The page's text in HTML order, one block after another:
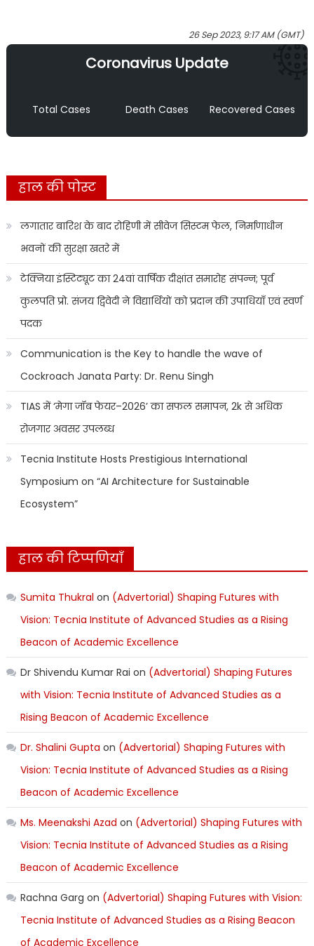
26 Sep 2023, 9:17 AM (GMT)
Coronavirus Update
Total Cases Death Cases Recovered Cases
हाल की पोस्ट
लगातार बारिश के बाद रोहिणी में सीवेज सिस्टम फेल, निर्माणाधीन
भवनों की सुरक्षा खतरे में
टेक्निया इंस्टिट्यूट का 24वां वार्षिक दीक्षांत समारोह संपन्न; पूर्व
कुलपति प्रो. संजय द्विवेदी ने विद्यार्थियों को प्रदान की उपाधियाँ एवं स्वर्ण
पदक
Communication is the Key to handle the wave of
Cockroach Janata Party: Dr. Renu Singh
TIAS में ‘मेगा जॉब फेयर–2026’ का सफल समापन, 2k से अधिक
रोजगार अवसर उपलब्ध
Tecnia Institute Hosts Prestigious International
Symposium on “AI Architecture for Sustainable
Ecosystem”
हाल की टिप्पणियाँ
Sumita Thukral on (Advertorial) Shaping Futures with
Vision: Tecnia Institute of Advanced Studies as a Rising
Beacon of Academic Excellence
Dr Shivendu Kumar Rai on (Advertorial) Shaping Futures
with Vision: Tecnia Institute of Advanced Studies as a
Rising Beacon of Academic Excellence
Dr. Shalini Gupta on (Advertorial) Shaping Futures with
Vision: Tecnia Institute of Advanced Studies as a Rising
Beacon of Academic Excellence
Ms. Meenakshi Azad on (Advertorial) Shaping Futures with
Vision: Tecnia Institute of Advanced Studies as a Rising
Beacon of Academic Excellence
Rachna Garg on (Advertorial) Shaping Futures with Vision:
Tecnia Institute of Advanced Studies as a Rising Beacon
of Academic Excellence